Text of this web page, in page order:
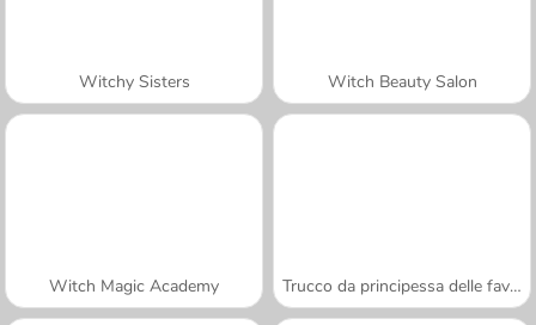
Witchy Sisters Witch Beauty Salon
Witch Magic Academy Trucco da principessa delle favole